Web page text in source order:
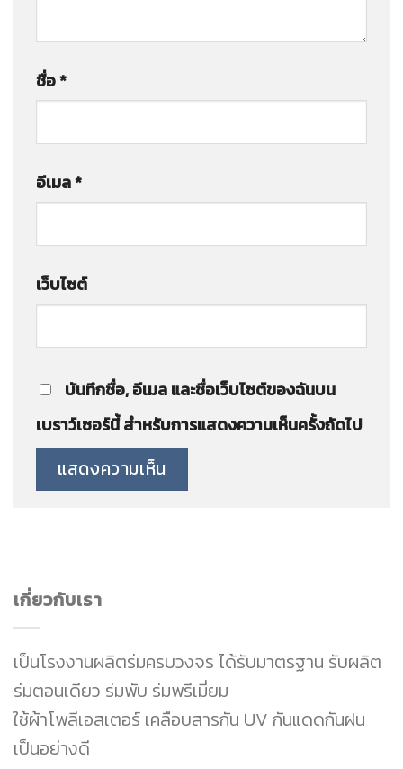
เกี่ยวกับเรา
เป็นโรงงานผลิตร่มครบวงจร ได้รับมาตรฐาน รับผลิต
ร่มตอนเดียว ร่มพับ ร่มพรีเมี่ยม
ใช้ผ้าโพลีเอสเตอร์ เคลือบสารกัน UV กันแดดกันฝน
เป็นอย่างดี
ชื่อ*
อีเมล*
เว็บไซต์
บันทึกชื่อ, อีเมล และชื่อเว็บไซต์ของฉันบน
เบราว์เซอร์นี้ สำหรับการแสดงความเห็นครั้งถัดไป